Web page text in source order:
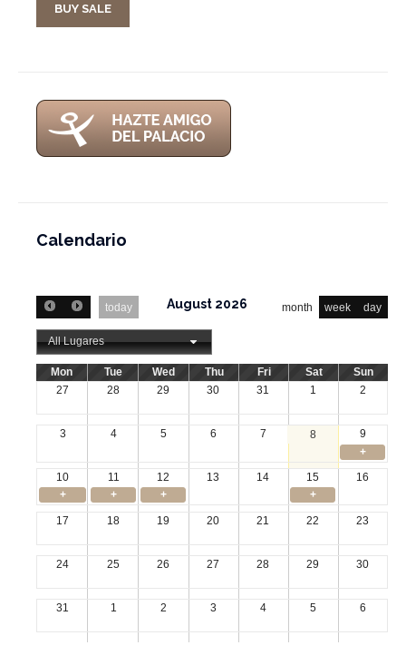
BUY SALE
Calendario
today month week day
August 2026
All Lugares
Mon Tue Wed Thu Fri Sat
Sun
27
28 29 30 31 1 2
3 4 5 6 7 8
9
+
10
11 12 13 14 15
16
+
+ + +
17 18 19 20 21 22 23
24 25 26 27 28 29 30
31 1 2 3 4 5 6